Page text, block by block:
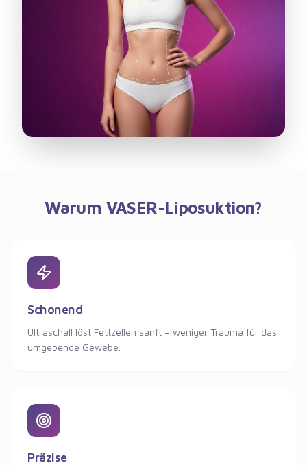
Warum VASER-Liposuktion?
Schonend
Ultraschall löst Fettzellen sanft – weniger Trauma für das
umgebende Gewebe.
Präzise